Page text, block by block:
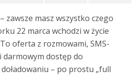
zawsze masz wszystko czego
22 marca wchodzi w życie
oferta z rozmowami, SMS-
dostęp do
– po prostu „full